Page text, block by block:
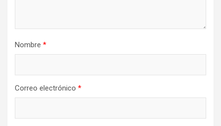
Nombre *
Correo electrónico *